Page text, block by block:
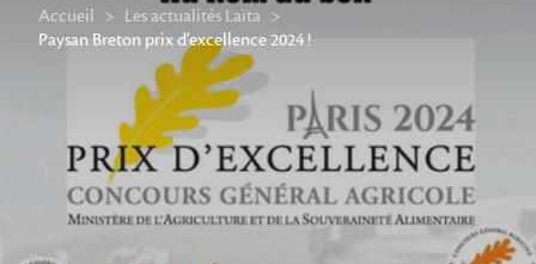
Accueil > Les actualités Laïta >
Paysan Breton prix d'excellence 2024 !